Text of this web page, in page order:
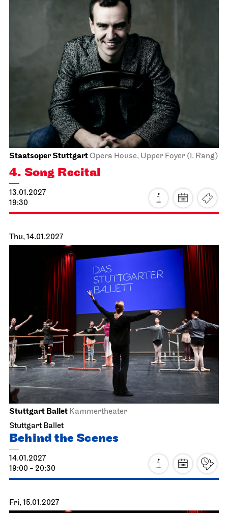
Staatsorchester StuttgartLiederhalle, Mozartsaal
2. Chamber Music Concert
Staatsoper StuttgartOpera House, Upper Foyer (I. Rang)
4. Song Recital
13.01.2027
19:30
Thu, 14.01.2027